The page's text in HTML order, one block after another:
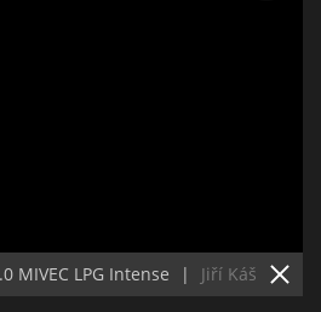
MIVEC LPG Intense | Jiří Káš